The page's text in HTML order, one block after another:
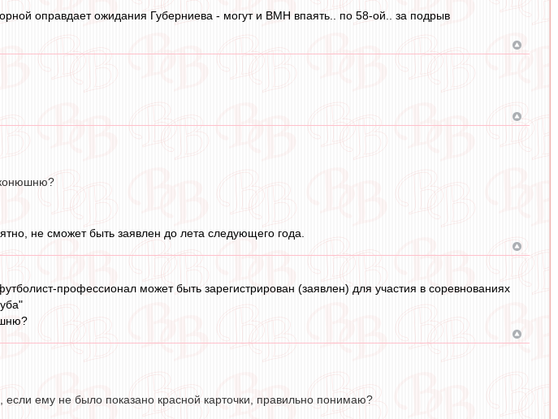
оправдает ожидания Губерниева - могут и ВМН впаять.. по 58-ой.. за подрыв
не сможет быть заявлен до лета следующего года.
профессионал может быть зарегистрирован (заявлен) для участия в соревнованиях
если ему не было показано красной карточки, правильно понимаю?